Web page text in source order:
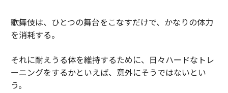
歌舞伎は、ひとつの舞台をこなすだけで、かなりの体力
を消耗する。
それに耐えうる体を維持するために、日々ハードなトレ
ーニングをするかといえば、意外にそうではないとい
う。